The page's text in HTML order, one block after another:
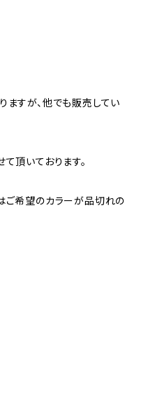
ますが、他でも販売してい
頂いております。
ご希望のカラーが品切れの